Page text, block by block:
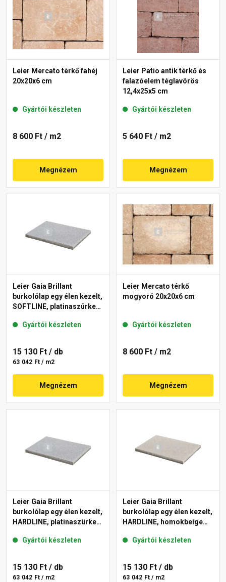
Leier Mercato térkő fahéj
20x20x6 cm
Gyártói készleten
8 600 Ft / m2
Megnézem
Leier Patio antik térkő és
falazóelem téglavörös
12,4x25x5 cm
Gyártói készleten
5 640 Ft / m2
Megnézem
Leier Gaia Brillant
burkolólap egy élen kezelt,
SOFTLINE, platinaszürke
Gyártói készleten
15 130 Ft / db
63 042 Ft / m2
Megnézem
Leier Mercato térkő
mogyoró 20x20x6 cm
Gyártói készleten
8 600 Ft / m2
Megnézem
Leier Gaia Brillant
burkolólap egy élen kezelt,
HARDLINE, platinaszürke
Gyártói készleten
15 130 Ft / db
63 042 Ft / m2
Leier Gaia Brillant
burkolólap egy élen kezelt,
HARDLINE, homokbeige
Gyártói készleten
15 130 Ft / db
63 042 Ft / m2